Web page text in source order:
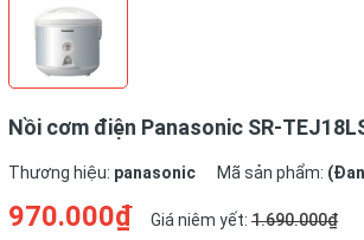
Nồi cơm điện Panasonic SR-
Thương hiệu: panasonic Mã sản phẩm:
970.000₫ Giá niêm yết: 1.690.000₫